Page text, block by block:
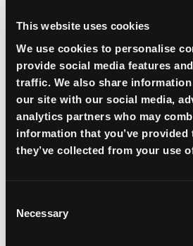
This website uses cookies
We use cookies to personalise
provide social media features
traffic. We also share
our site with our social media,
analytics partners who may
information that you’ve provided
they’ve collected from your use
Selection
Necessary